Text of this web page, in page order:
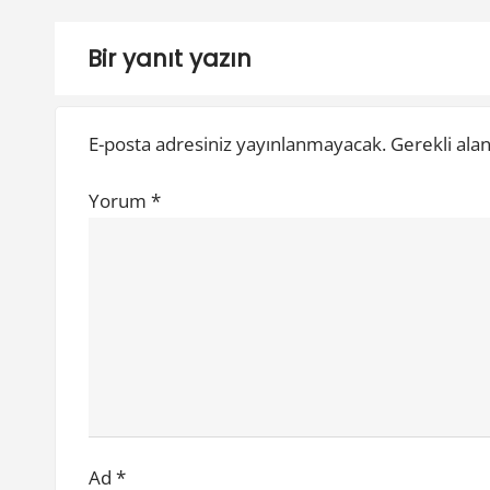
o
p
Bir yanıt yazın
E-posta adresiniz yayınlanmayacak. Gerekli
Yorum*
Ad*